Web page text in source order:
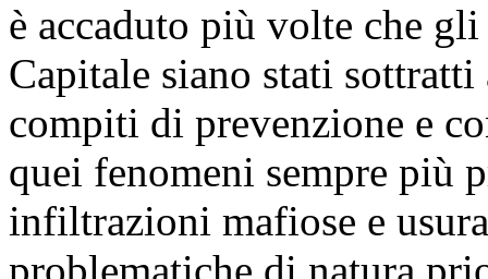
è accaduto più volte che
Capitale siano stati
compiti di prevenzione e
quei fenomeni sempre più
infiltrazioni mafiose e